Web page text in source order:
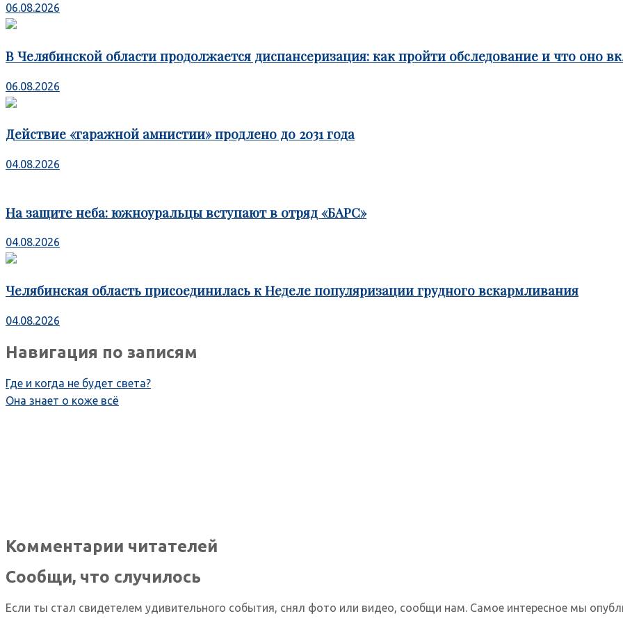
06.08.2026
В Челябинской области продолжается диспансеризация: как пройти обследование и что оно
06.08.2026
Действие «гаражной амнистии» продлено до 2031 года
04.08.2026
На защите неба: южноуральцы вступают в отряд «БАРС»
04.08.2026
Челябинская область присоединилась к Неделе популяризации грудного вскармливания
04.08.2026
Навигация по записям
Где и когда не будет света?
Она знает о коже всё
Комментарии читателей
Сообщи, что случилось
Если ты стал свидетелем удивительного события, снял фото или видео, сообщи нам. Самое интересное мы